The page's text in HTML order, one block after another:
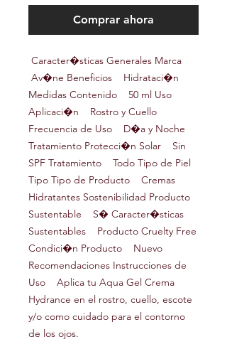
Comprar ahora
Caracter�sticas Generales Marca
Av�ne Beneficios Hidrataci�n
Medidas Contenido 50 ml Uso
Aplicaci�n Rostro y Cuello
Frecuencia de Uso D�a y Noche
Tratamiento Protecci�n Solar Sin
SPF Tratamiento Todo Tipo de Piel
Tipo Tipo de Producto Cremas
Hidratantes Sostenibilidad Producto
Sustentable S� Caracter�sticas
Sustentables Producto Cruelty Free
Condici�n Producto Nuevo
Recomendaciones Instrucciones de
Uso Aplica tu Aqua Gel Crema
Hydrance en el rostro, cuello, escote
y/o como cuidado para el contorno
de los ojos.